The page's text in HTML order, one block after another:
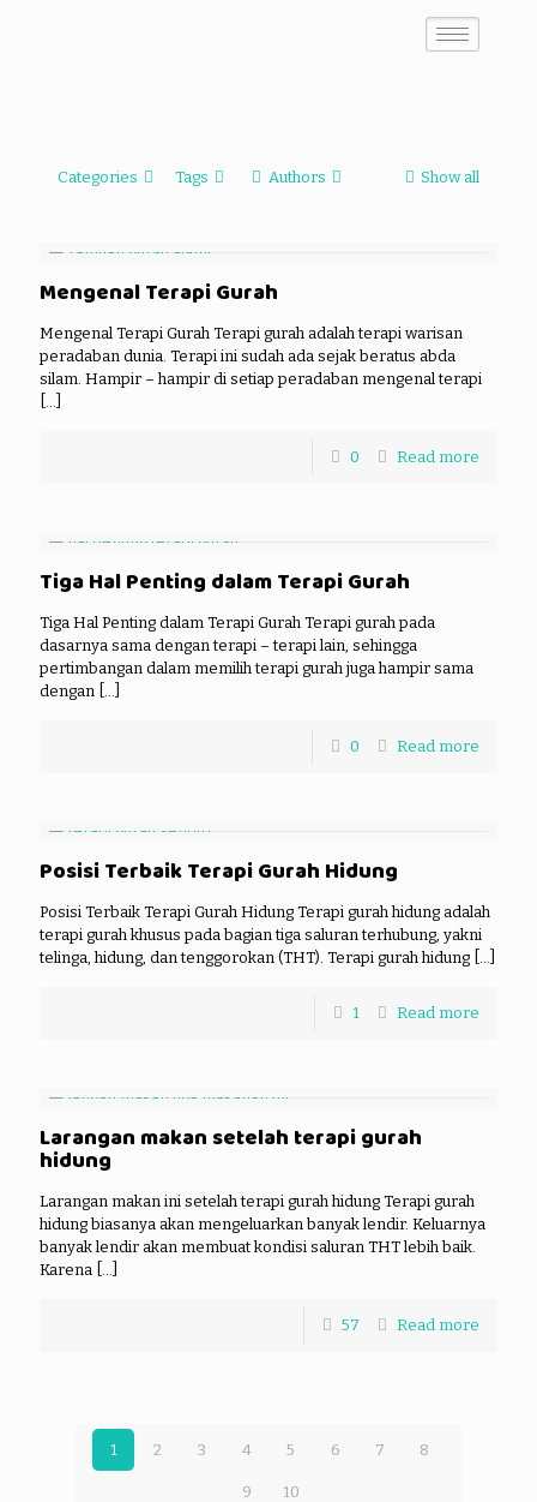
Categories Tags Authors Show all
Mengenal Terapi Gurah
Mengenal Terapi Gurah Terapi gurah adalah terapi warisan
peradaban dunia. Terapi ini sudah ada sejak beratus abda
silam. Hampir – hampir di setiap peradaban mengenal terapi
0 Read more
Tiga Hal Penting dalam Terapi Gurah
Tiga Hal Penting dalam Terapi Gurah Terapi gurah pada
dasarnya sama dengan terapi – terapi lain, sehingga
pertimbangan dalam memilih terapi gurah juga hampir sama
dengan
0 Read more
Posisi Terbaik Terapi Gurah Hidung
Posisi Terbaik Terapi Gurah Hidung Terapi gurah hidung adalah
terapi gurah khusus pada bagian tiga saluran terhubung, yakni
telinga, hidung, dan tenggorokan (THT). Terapi gurah hidung
1 Read more
Larangan makan setelah terapi gurah
hidung
Larangan makan ini setelah terapi gurah hidung Terapi gurah
hidung biasanya akan mengeluarkan banyak lendir. Keluarnya
banyak lendir akan membuat kondisi saluran THT lebih baik.
Karena
57 Read more
1 2 3 4 5 6 7 8
9 10